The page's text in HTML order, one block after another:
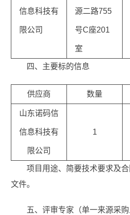
信息科技有
限公司
源二路755
号C座201
室
四、主要标的信息
供应商 数量
山东诺码信
信息科技有
限公司
1
项目用途、简要技术要求及
文件。
五、评审专家（单一来源采购